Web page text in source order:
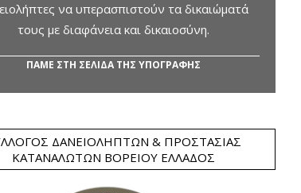
να υπερασπιστούν τα δικαιώματά
τους με διαφάνεια και δικαιοσύνη.
ΠΑΜΕ ΣΤΗ ΣΕΛΙΔΑ ΤΗΣ ΥΠΟΓΡΑΦΗΣ
ΔΑΝΕΙΟΛΗΠΤΏΝ & ΠΡΟΣΤΑΣΊΑΣ
ΚΑΤΑΝΑΛΩΤΏΝ ΒΟΡΕΊΟΥ ΕΛΛΆΔΟΣ